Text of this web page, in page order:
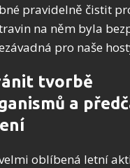
pravidelně čistit
na něm byla
pro naše
tvorbě
a
oblíbená letní